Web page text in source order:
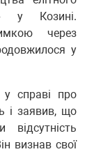
у Козині.
через
у
справі про
і заявив, що
визнав свої